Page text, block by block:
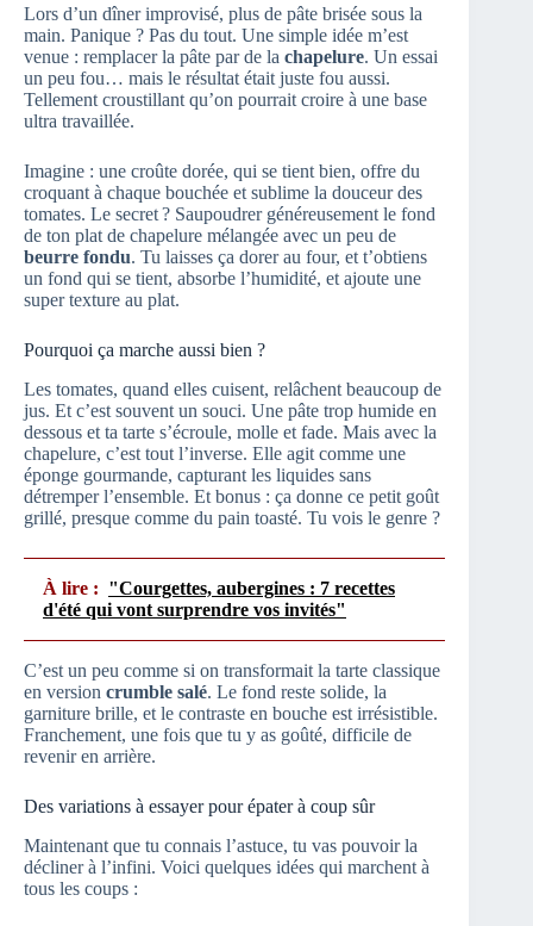
Lors d’un dîner improvisé, plus de pâte brisée sous la
main. Panique ? Pas du tout. Une simple idée m’est
venue : remplacer la pâte par de la chapelure. Un essai
un peu fou… mais le résultat était juste fou aussi.
Tellement croustillant qu’on pourrait croire à une base
ultra travaillée.
Imagine : une croûte dorée, qui se tient bien, offre du
croquant à chaque bouchée et sublime la douceur des
tomates. Le secret ? Saupoudrer généreusement le fond
de ton plat de chapelure mélangée avec un peu de
beurre fondu. Tu laisses ça dorer au four, et t’obtiens
un fond qui se tient, absorbe l’humidité, et ajoute une
super texture au plat.
Pourquoi ça marche aussi bien ?
Les tomates, quand elles cuisent, relâchent beaucoup de
jus. Et c’est souvent un souci. Une pâte trop humide en
dessous et ta tarte s’écroule, molle et fade. Mais avec la
chapelure, c’est tout l’inverse. Elle agit comme une
éponge gourmande, capturant les liquides sans
détremper l’ensemble. Et bonus : ça donne ce petit goût
grillé, presque comme du pain toasté. Tu vois le genre ?
À lire : "Courgettes, aubergines : 7 recettes
d'été qui vont surprendre vos invités"
C’est un peu comme si on transformait la tarte classique
en version crumble salé. Le fond reste solide, la
garniture brille, et le contraste en bouche est irrésistible.
Franchement, une fois que tu y as goûté, difficile de
revenir en arrière.
Des variations à essayer pour épater à coup sûr
Maintenant que tu connais l’astuce, tu vas pouvoir la
décliner à l’infini. Voici quelques idées qui marchent à
tous les coups :